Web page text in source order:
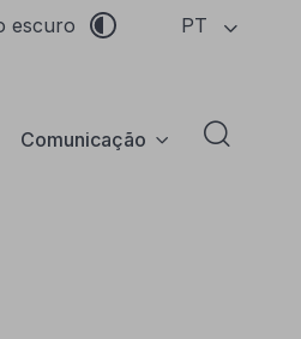
escuro PT
Comunicação Abrir